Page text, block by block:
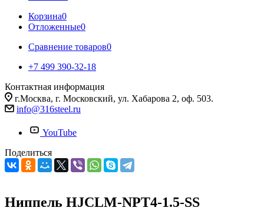
Корзина0
Отложенные0
Сравнение товаров0
+7 499 390-32-18
Контактная информация
г.Москва, г. Московский, ул. Хабарова 2, оф. 503.
info@316steel.ru
YouTube
Поделиться
Ниппель HJCLM-NPT4-1.5-SS